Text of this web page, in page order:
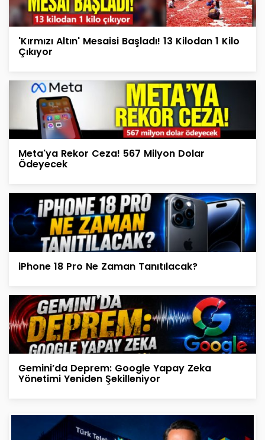
'Kırmızı Altın' Mesaisi Başladı! 13 Kilodan 1 Kilo
Çıkıyor
Meta'ya Rekor Ceza! 567 Milyon Dolar
Ödeyecek
iPhone 18 Pro Ne Zaman Tanıtılacak?
Gemini’da Deprem: Google Yapay Zeka
Yönetimi Yeniden Şekilleniyor